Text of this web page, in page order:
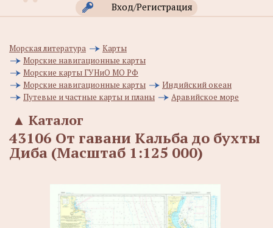
Вход/Регистрация
Морская литература
Карты
Морские навигационные карты
Морские карты ГУНиО МО РФ
Морские навигационные карты
Индийский океан
Путевые и частные карты и планы
Аравийское море
Каталог
▲
43106 От гавани Кальба до бухты
Диба (Масштаб 1:125 000)